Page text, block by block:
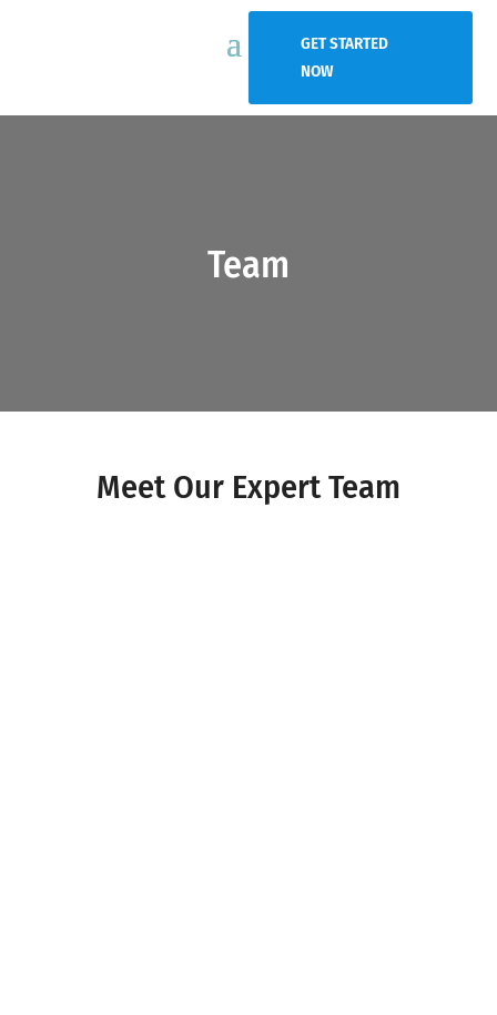
GET STARTED
NOW
Team
Meet Our Expert Team